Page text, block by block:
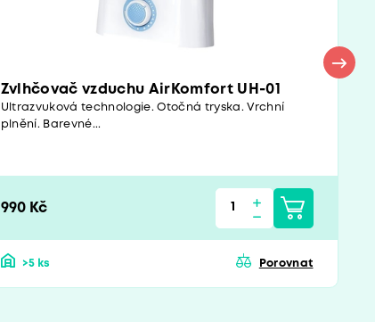
Zvlhčovač vzduchu AirKomfort UH-01
Ultrazvuková technologie. Otočná tryska. Vrchní
plnění. Barevné...
990 Kč
>5 ks Porovnat